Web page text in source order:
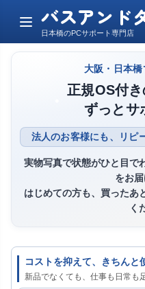
メ
ュ
バスアンド
日本橋のPCサポート専門店
大阪・日本
正規OS付
ずっとサ
法人のお客様にも、リピ
実物写真で状態がひと目で
をお届
はじめての方も、買ったあ
く
コストを抑えて、きちんと
新品でなくても、仕事も日常も